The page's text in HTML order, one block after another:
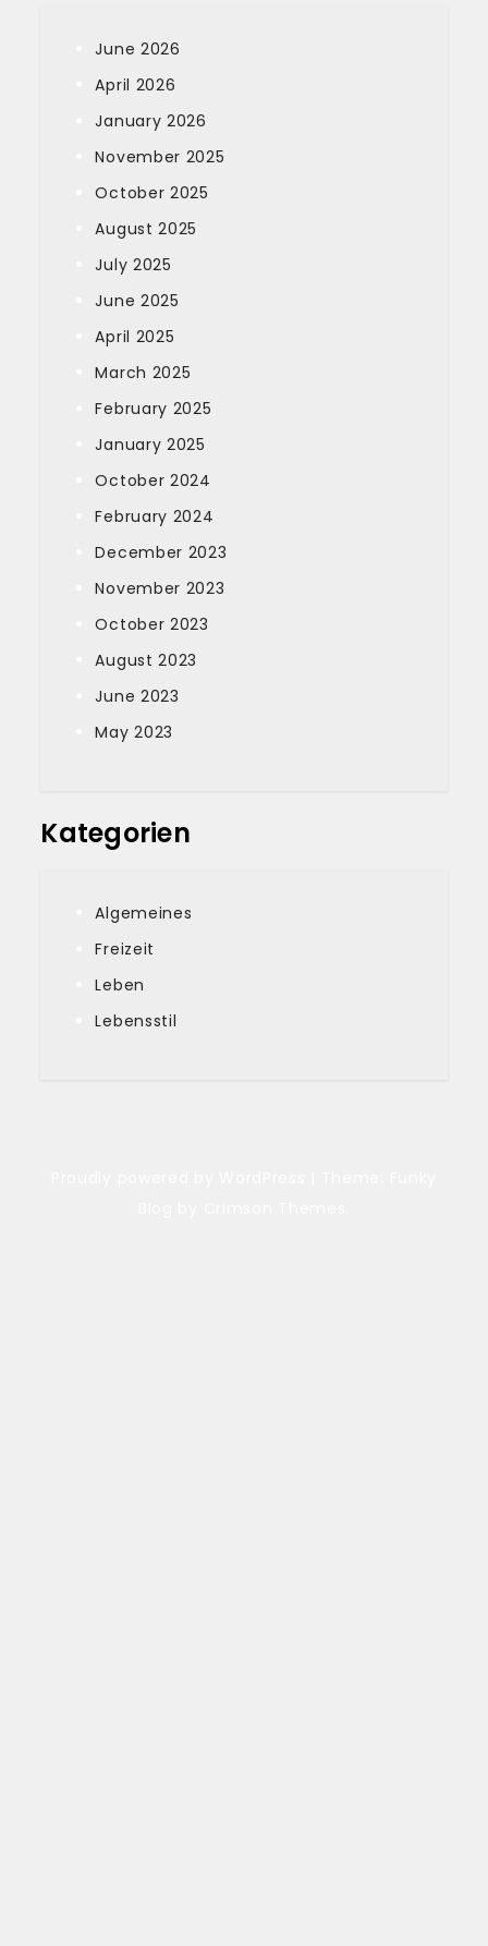
June 2026
April 2026
January 2026
November 2025
October 2025
August 2025
July 2025
June 2025
April 2025
March 2025
February 2025
January 2025
October 2024
February 2024
December 2023
November 2023
October 2023
August 2023
June 2023
May 2023
Kategorien
Algemeines
Freizeit
Leben
Lebensstil